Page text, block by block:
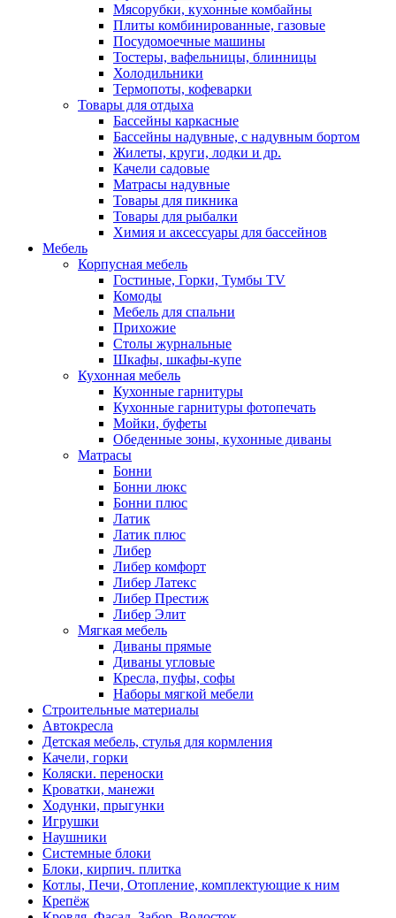
Мясорубки, кухонные комбайны
Плиты комбинированные, газовые
Посудомоечные машины
Тостеры, вафельницы, блинницы
Холодильники
Термопоты, кофеварки
Товары для отдыха
Бассейны каркасные
Бассейны надувные, с надувным бортом
Жилеты, круги, лодки и др.
Качели садовые
Матрасы надувные
Товары для пикника
Товары для рыбалки
Химия и аксессуары для бассейнов
Мебель
Корпусная мебель
Гостиные, Горки, Тумбы TV
Комоды
Мебель для спальни
Прихожие
Столы журнальные
Шкафы, шкафы-купе
Кухонная мебель
Кухонные гарнитуры
Кухонные гарнитуры фотопечать
Мойки, буфеты
Обеденные зоны, кухонные диваны
Матрасы
Бонни
Бонни люкс
Бонни плюс
Латик
Латик плюс
Либер
Либер комфорт
Либер Латекс
Либер Престиж
Либер Элит
Мягкая мебель
Диваны прямые
Диваны угловые
Кресла, пуфы, софы
Наборы мягкой мебели
Строительные материалы
Автокресла
Детская мебель, стулья для кормления
Качели, горки
Коляски. переноски
Кроватки, манежи
Ходунки, прыгунки
Игрушки
Наушники
Системные блоки
Блоки, кирпич. плитка
Котлы, Печи, Отопление, комплектующие к ним
Крепёж